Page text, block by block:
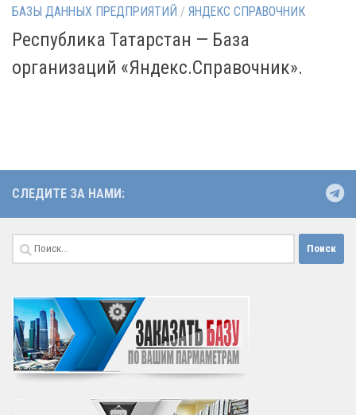
БАЗЫ ДАННЫХ ПРЕДПРИЯТИЙ / ЯНДЕКС СПРАВОЧНИК
Республика Татарстан — База
организаций «Яндекс.Справочник».
СЛЕДИТЕ ЗА НАМИ:
Найти: